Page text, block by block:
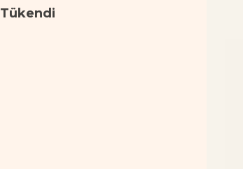
Tükendi
Tükendi
Tükendi